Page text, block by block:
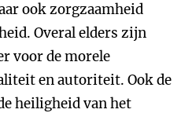
ook zorgzaamheid
Overal elders zijn
voor de morele
en autoriteit. Ook de
heiligheid van het